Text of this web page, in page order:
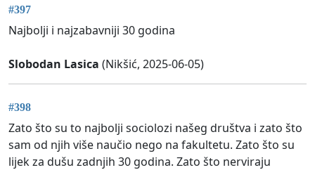
#397
Najbolji i najzabavniji 30 godina
Slobodan Lasica (Nikšić, 2025-06-05)
#398
Zato što su to najbolji sociolozi našeg društva i zato što
sam od njih više naučio nego na fakultetu. Zato što su
lijek za dušu zadnjih 30 godina. Zato što nerviraju